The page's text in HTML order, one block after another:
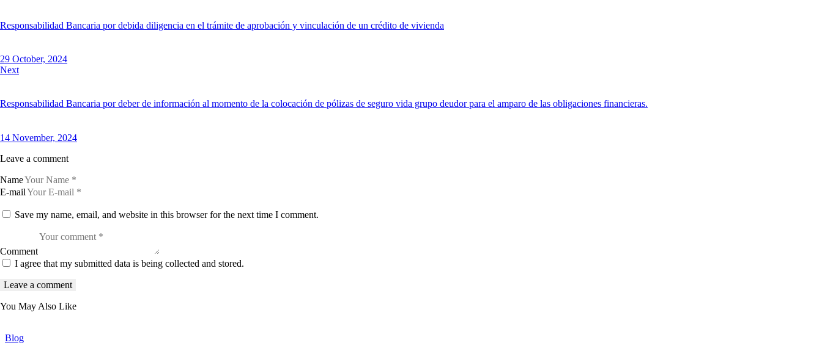
Responsabilidad Bancaria por debida diligencia en el trámite de aprobación y vinculación de un crédito de vivienda
29 October, 2024
Next
Responsabilidad Bancaria por deber de información al momento de la colocación de pólizas de seguro vida grupo deudor para el amparo de las obligaciones financieras.
14 November, 2024
Leave a comment
Name
E-mail
Save my name, email, and website in this browser for the next time I comment.
Comment
I agree that my submitted data is being collected and stored.
You May Also Like
Blog